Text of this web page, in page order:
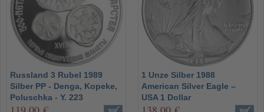
Russland 3 Rubel 1989
Silber PP - Denga, Kopeke,
Poluschka - Y. 223
1 Unze Silber 1988
American Silver Eagle –
USA 1 Dollar